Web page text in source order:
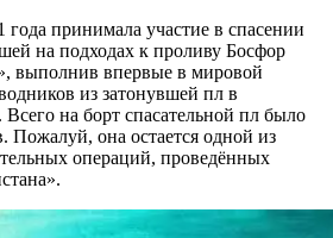
года принимала участие в спасении
на подходах к проливу Босфор
выполнив впервые в мировой
из затонувшей пл в
на борт спасательной пл было
Пожалуй, она остается одной из
операций, проведённых